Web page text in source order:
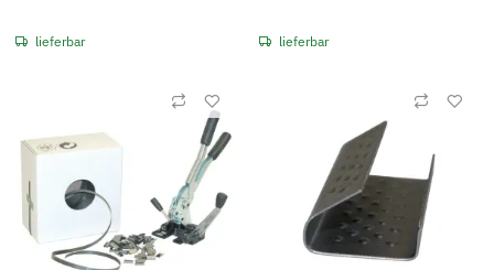
lieferbar lieferbar